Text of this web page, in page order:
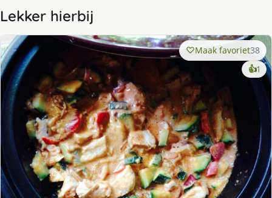
Lekker hierbij
Maak favoriet38
👍1